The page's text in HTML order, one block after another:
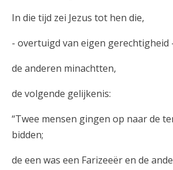
In die tijd zei Jezus tot hen die,
- overtuigd van eigen gerechtigheid
de anderen minachtten,
de volgende gelijkenis:
“Twee mensen gingen op naar de
bidden;
de een was een Farizeeër en de